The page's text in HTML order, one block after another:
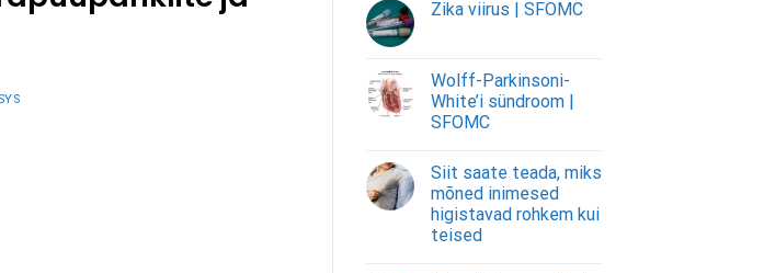
Zika viirus | SFOMC
Wolff-Parkinsoni-
White’i sündroom |
SFOMC
Siit saate teada, miks
mõned inimesed
higistavad rohkem kui
teised